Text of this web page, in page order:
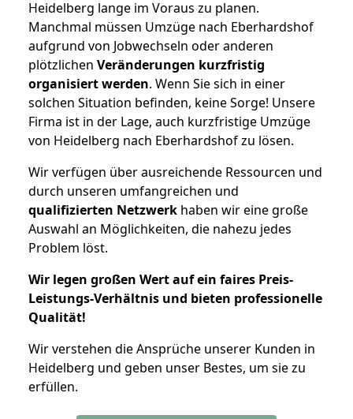
Heidelberg lange im Voraus zu planen.
Manchmal müssen Umzüge nach Eberhardshof
aufgrund von Jobwechseln oder anderen
plötzlichen Veränderungen kurzfristig
organisiert werden. Wenn Sie sich in einer
solchen Situation befinden, keine Sorge! Unsere
Firma ist in der Lage, auch kurzfristige Umzüge
von Heidelberg nach Eberhardshof zu lösen.
Wir verfügen über ausreichende Ressourcen und
durch unseren umfangreichen und
qualifizierten Netzwerk haben wir eine große
Auswahl an Möglichkeiten, die nahezu jedes
Problem löst.
Wir legen großen Wert auf ein faires Preis-
Leistungs-Verhältnis und bieten professionelle
Qualität!
Wir verstehen die Ansprüche unserer Kunden in
Heidelberg und geben unser Bestes, um sie zu
erfüllen.